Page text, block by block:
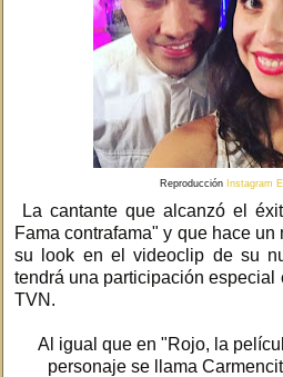
ReproducciónInstagram
La cantante que alcanzó el
Fama contrafama" y que hace
su look en el videoclip de su
tendrá una participación especial
TVN.
Al igual que en "Rojo, la
personaje se llama